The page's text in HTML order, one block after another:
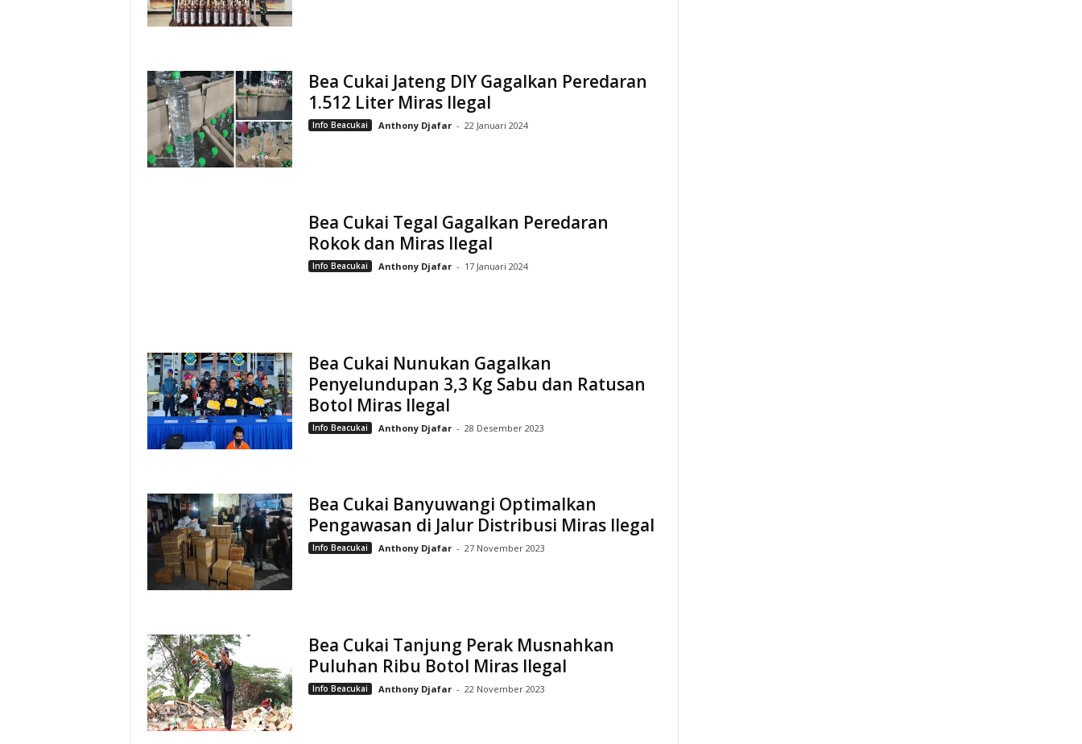
Bea Cukai Jateng DIY Gagalkan Peredaran
1.512 Liter Miras Ilegal
Info Beacukai Anthony Djafar - 22 Januari 2024
Bea Cukai Tegal Gagalkan Peredaran
Rokok dan Miras Ilegal
Info Beacukai Anthony Djafar - 17 Januari 2024
Bea Cukai Nunukan Gagalkan
Penyelundupan 3,3 Kg Sabu dan Ratusan
Botol Miras Ilegal
Info Beacukai Anthony Djafar - 28 Desember 2023
Bea Cukai Banyuwangi Optimalkan
Pengawasan di Jalur Distribusi Miras Ilegal
Info Beacukai Anthony Djafar - 27 November 2023
Bea Cukai Tanjung Perak Musnahkan
Puluhan Ribu Botol Miras Ilegal
Info Beacukai Anthony Djafar - 22 November 2023